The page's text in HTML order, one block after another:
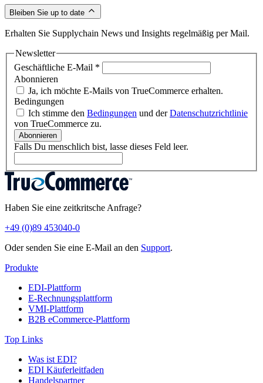
Bleiben Sie up to date
Erhalten Sie Supplychain News und Insights regelmäßig per Mail.
Newsletter
Geschäftliche E-Mail *
Abonnieren
Ja, ich möchte E-Mails von TrueCommerce erhalten.
Bedingungen
Ich stimme den Bedingungen und derDatenschutzrichtlinie
von TrueCommerce zu.
Abonnieren
Falls Du menschlich bist, lasse dieses Feld leer.
Haben Sie eine zeitkritsche Anfrage?
+49 (0)89 453040-0
Oder senden Sie eine E-Mail an den Support.
Produkte
EDI-Plattform
E-Rechnungsplattform
VMI-Plattform
B2B eCommerce-Plattform
Top Links
Was ist EDI?
EDI Käuferleitfaden
Handelspartner